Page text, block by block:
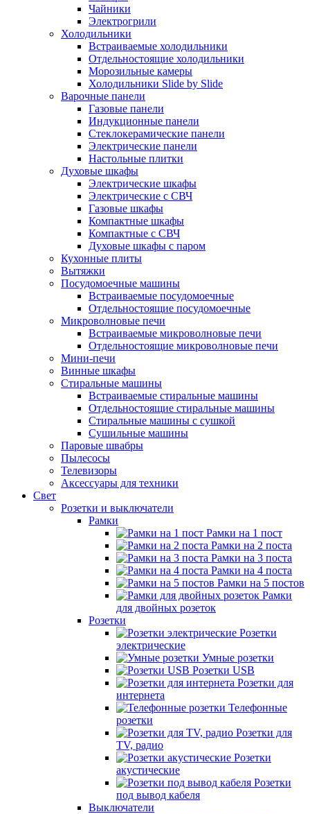
Чайники
Электрогрили
Холодильники
Встраиваемые холодильники
Отдельностоящие холодильники
Морозильные камеры
Холодильники Slide by Slide
Варочные панели
Газовые панели
Индукционные панели
Стеклокерамические панели
Электрические панели
Настольные плитки
Духовые шкафы
Электрические шкафы
Электрические с СВЧ
Газовые шкафы
Компактные шкафы
Компактные с СВЧ
Духовые шкафы с паром
Кухонные плиты
Вытяжки
Посудомоечные машины
Встраиваемые посудомоечные
Отдельностоящие посудомоечные
Микроволновые печи
Встраиваемые микроволновые печи
Отдельностоящие микроволновые печи
Мини-печи
Винные шкафы
Стиральные машины
Встраиваемые стиральные машины
Отдельностоящие стиральные машины
Стиральные машины с сушкой
Сушильные машины
Паровые швабры
Пылесосы
Телевизоры
Аксессуары для техники
Свет
Розетки и выключатели
Рамки
Рамки на 1 пост
Рамки на 2 поста
Рамки на 3 поста
Рамки на 4 поста
Рамки на 5 постов
Рамки
для двойных розеток
Розетки
Розетки
электрические
Умные розетки
Розетки USB
Розетки для
интернета
Телефонные
розетки
Розетки для
TV, радио
Розетки
акустические
Розетки
под вывод кабеля
Выключатели